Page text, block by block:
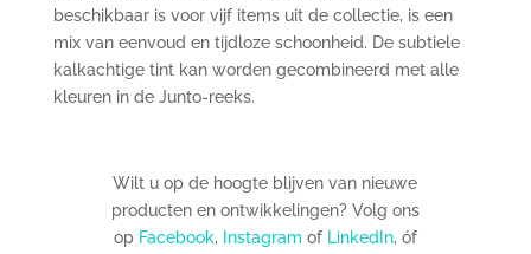
beschikbaar is voor vijf items uit de collectie, is een
mix van eenvoud en tijdloze schoonheid. De subtiele
kalkachtige tint kan worden gecombineerd met alle
kleuren in de Junto-reeks.
Wilt u op de hoogte blijven van nieuwe
producten en ontwikkelingen? Volg ons
op Facebook, Instagram of LinkedIn, óf